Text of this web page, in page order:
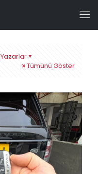
Yazarlar
Tümünü Göster